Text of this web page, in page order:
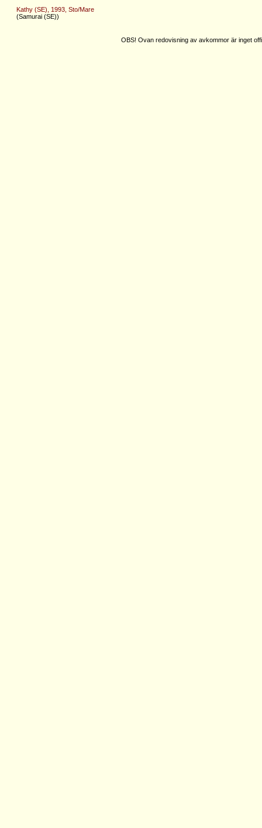
Kathy (SE), 1993, Sto/Mare
(Samurai (SE))
OBS! Ovan redovisning av avkommor är inget